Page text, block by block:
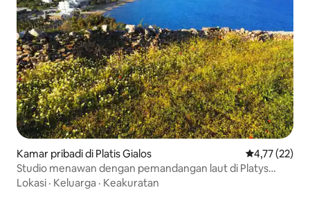
Kamar pribadi di Platis Gialos Nilai rata-
4,77 (22)
Studio menawan dengan pemandangan laut di Platys
Gialos, Sifnos
Lokasi · Keluarga · Keakuratan